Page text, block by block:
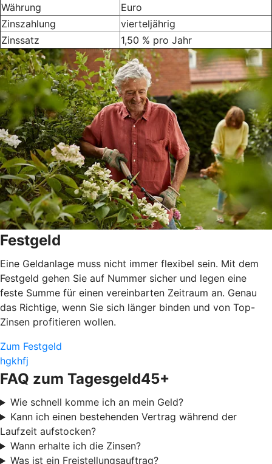
Währung
Euro
Zinszahlung
vierteljährig
Zinssatz
1,50 % pro Jahr
Festgeld
Eine Geldanlage muss nicht immer flexibel sein. Mit dem
Festgeld gehen Sie auf Nummer sicher und legen eine
feste Summe für einen vereinbarten Zeitraum an. Genau
das Richtige, wenn Sie sich länger binden und von Top-
Zinsen profitieren wollen.
Zum Festgeld
hgkhfj
FAQ zum Tagesgeld45+
Wie schnell komme ich an mein Geld?
Kann ich einen bestehenden Vertrag während der
Laufzeit aufstocken?
Wann erhalte ich die Zinsen?
Was ist ein Freistellungsauftrag?